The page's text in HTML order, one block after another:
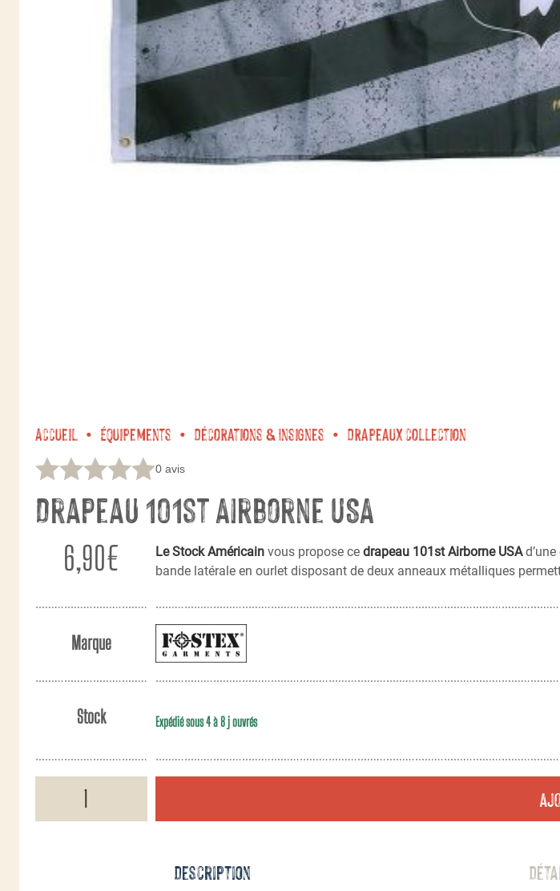
Accueil Équipements Décorations & Insignes Drapeaux collection
0 avis
Drapeau 101st Airborne USA
6,90€ Le Stock Américain vous propose ce drapeau 101st Airborne USA
bande latérale en ourlet disposant de deux anneaux métalliques
Marque
Stock Expédié sous 4 à 8 j ouvrés
Description